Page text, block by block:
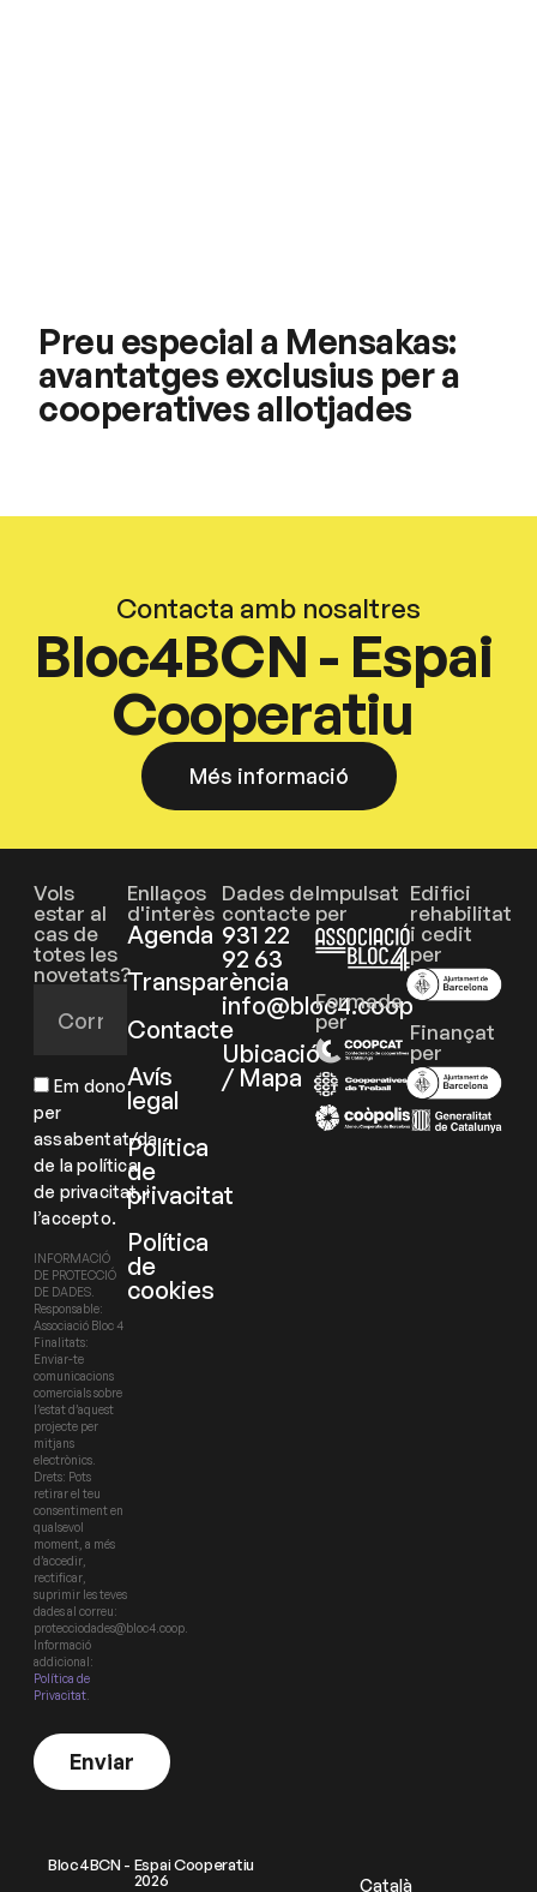
Preu especial a Mensakas:
avantatges exclusius per a
cooperatives allotjades
Contacta amb nosaltres
Bloc4BCN - Espai
Cooperatiu
Més informació
Vols
estar al
cas de
totes les
novetats?
Em dono
per
assabentat/da
de la política
de privacitat, i
l’accepto.
INFORMACIÓ
DE PROTECCIÓ
DE DADES.
Responsable:
Associació Bloc 4
Finalitats:
Enviar-te
comunicacions
comercials sobre
l’estat d’aquest
projecte per
mitjans
electrònics.
Drets: Pots
retirar el teu
consentiment en
qualsevol
moment, a més
d’accedir,
rectificar,
suprimir les teves
dades al correu:
protecciodades@bloc4.coop.
Informació
addicional:
Política de
Privacitat
Enviar
Enllaços
d'interès
Agenda
Transparència
Contacte
Avís
legal
Política
de
privacitat
Política
de
cookies
Dades de
contacte
931 22
92 63
info@bloc4.coop
Ubicació
/ Mapa
Impulsat
per
Formada
per
Edifici
rehabilitat
i cedit
per
Finançat
per
Bloc4BCN - Espai Cooperatiu
2026
Català